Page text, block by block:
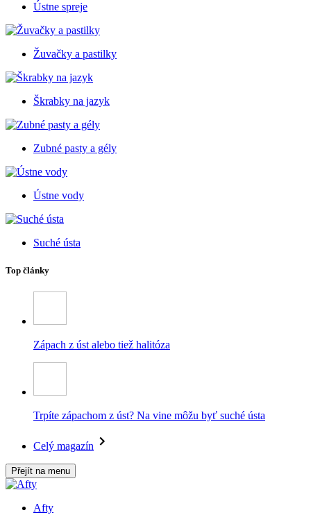
Ústne spreje
Žuvačky a pastilky
Škrabky na jazyk
Zubné pasty a gély
Ústne vody
Suché ústa
Top články
Zápach z úst alebo tiež halitóza
Trpíte zápachom z úst? Na vine môžu byť suché ústa
Celý magazín
Přejít na menu
Afty